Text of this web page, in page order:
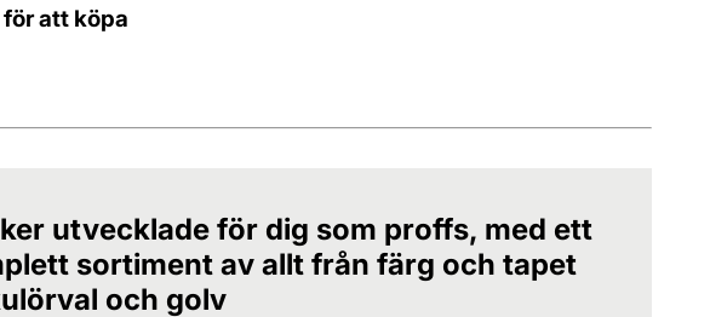
att köpa
utvecklade för dig som proffs, med ett
sortiment av allt från färg och tapet
och golv